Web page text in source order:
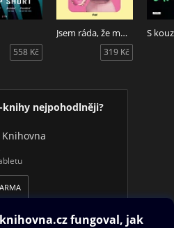
558 Kč
Jsem ráda, že moje matka zemřela
319 Kč
knihy nejpohodlněji?